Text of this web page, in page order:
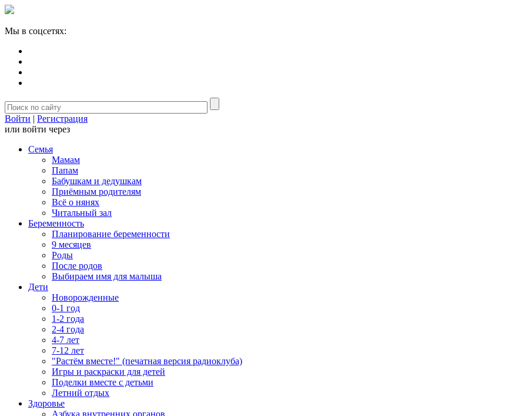
Мы в соцсетях:
Войти | Регистрация
или войти через
Семья
Мамам
Папам
Бабушкам и дедушкам
Приёмным родителям
Всё о нянях
Читальный зал
Беременность
Планирование беременности
9 месяцев
Роды
После родов
Выбираем имя для малыша
Дети
Новорожденные
0-1 год
1-2 года
2-4 года
4-7 лет
7-12 лет
"Растём вместе!" (печатная версия радиоклуба)
Игры и раскраски для детей
Поделки вместе с детьми
Летний отдых
Здоровье
Азбука внутренних органов